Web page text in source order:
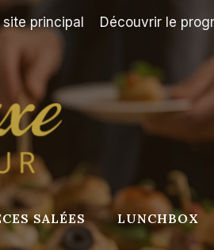
site principal Découvrir le
SALÉES LUNCHBOX